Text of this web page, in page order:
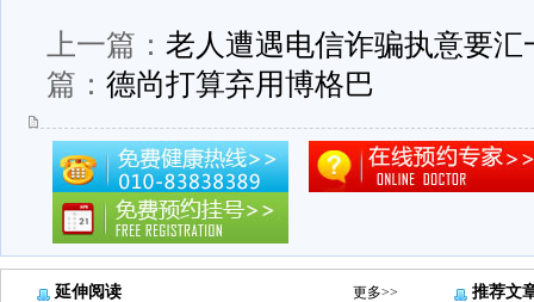
上一篇： 老人遭遇电信诈骗执意要汇
篇： 德尚打算弃用博格巴
延伸阅读 更多>> 推荐文